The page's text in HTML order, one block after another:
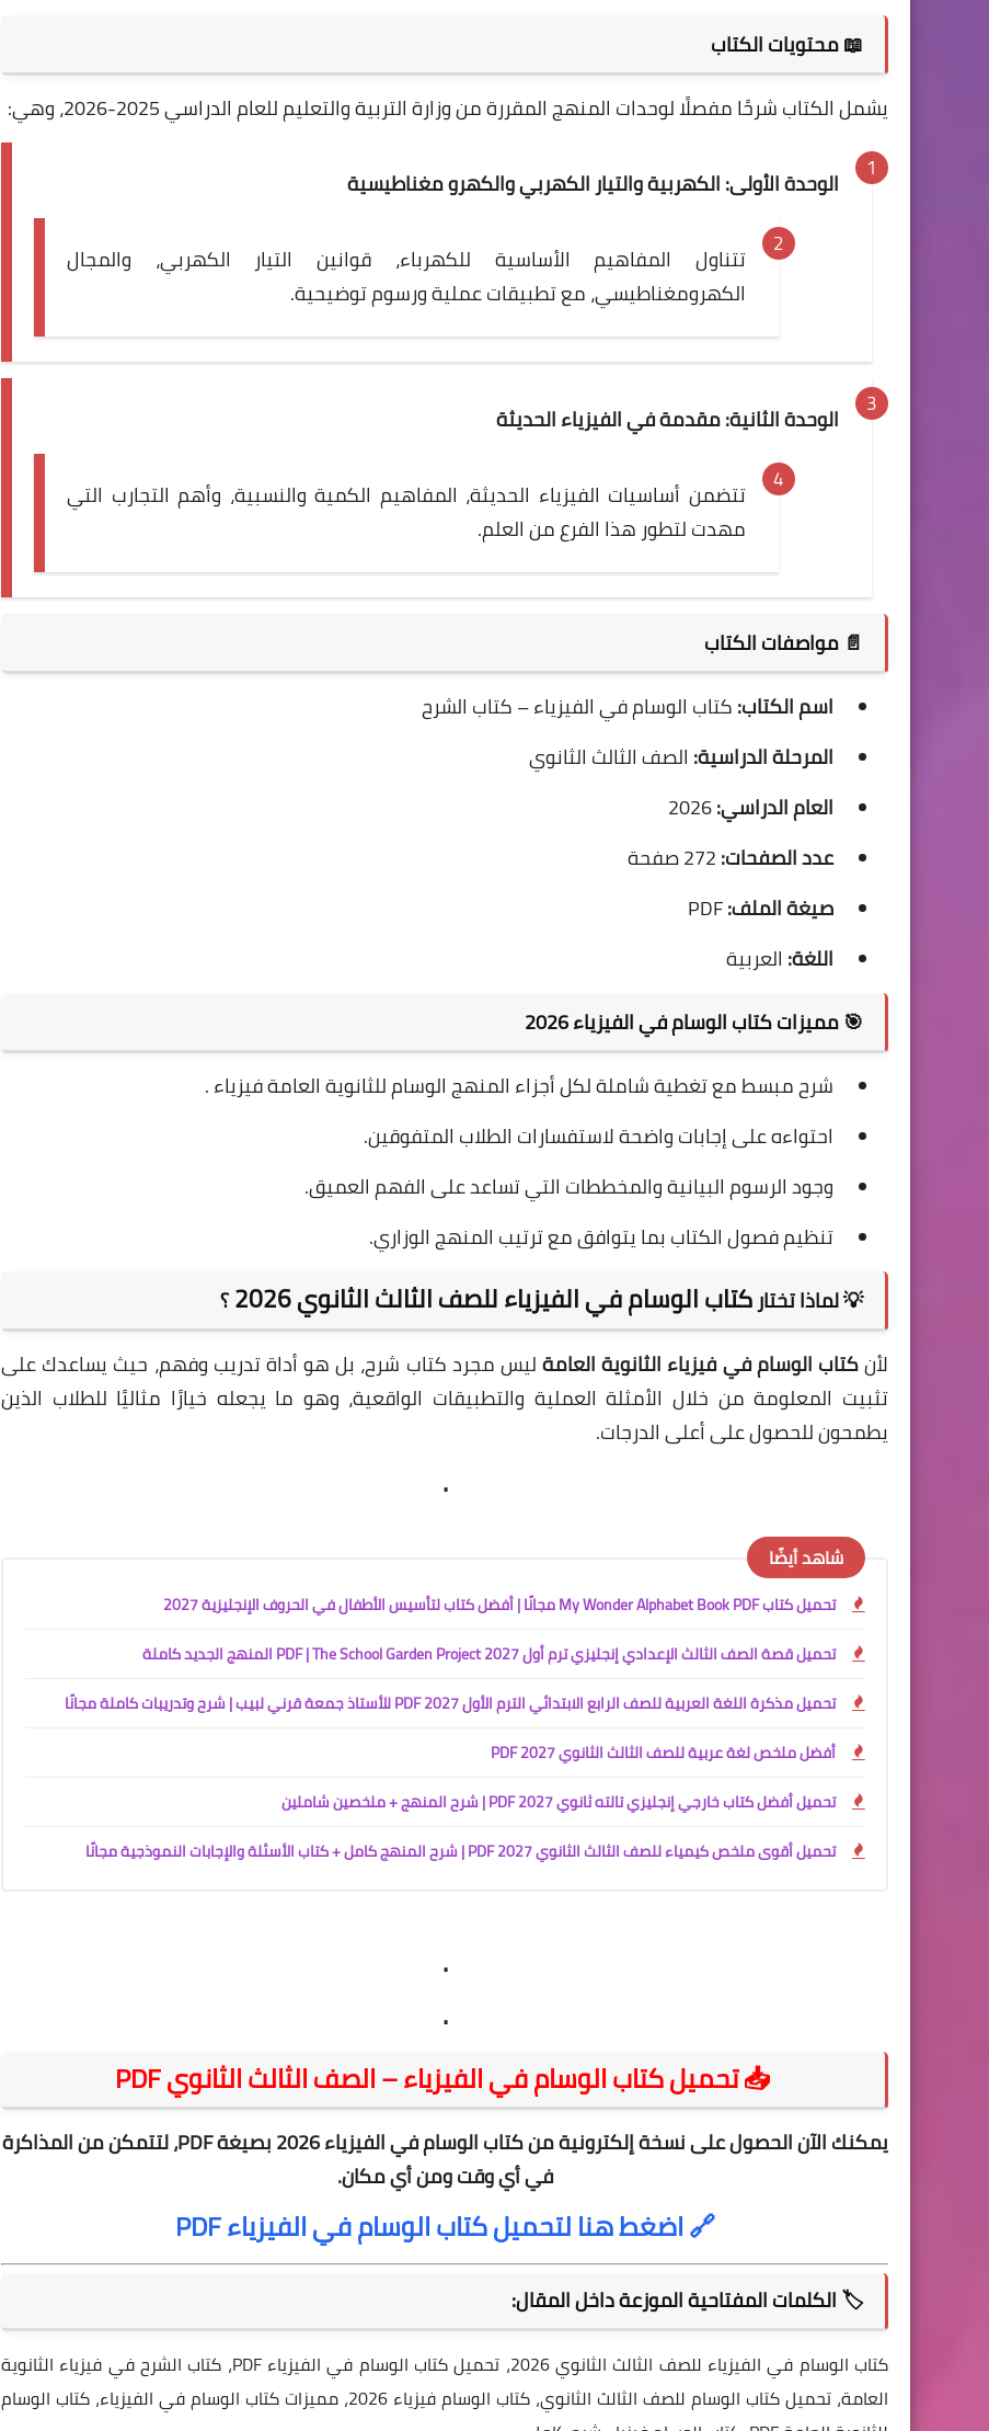
📖 محتويات الكتاب
يشمل الكتاب شرحًا مفصلًا لوحدات المنهج المقررة من وزارة التربية والتعليم للعام الدراسي 2025-2026، وهي:
الوحدة الأولى: الكهربية والتيار الكهربي والكهرو مغناطيسية
تتناول المفاهيم الأساسية للكهرباء، قوانين التيار الكهربي، والمجال
الكهرومغناطيسي، مع تطبيقات عملية ورسوم توضيحية.
الوحدة الثانية: مقدمة في الفيزياء الحديثة
تتضمن أساسيات الفيزياء الحديثة، المفاهيم الكمية والنسبية، وأهم التجارب التي
مهدت لتطور هذا الفرع من العلم.
📄 مواصفات الكتاب
اسم الكتاب:كتاب الوسام في الفيزياء – كتاب الشرح
المرحلة الدراسية: الصف الثالث الثانوي
العام الدراسي:
عدد الصفحات:
صيغة الملف:
اللغة: العربية
🎯 مميزات كتاب الوسام في الفيزياء 2026
شرح مبسط مع تغطية شاملة لكل أجزاء المنهج الوسام للثانوية العامة فيزياء .
احتواءه على إجابات واضحة لاستفسارات الطلاب المتفوقين.
وجود الرسوم البيانية والمخططات التي تساعد على الفهم العميق.
تنظيم فصول الكتاب بما يتوافق مع ترتيب المنهج الوزاري.
💡 لماذا تختاركتاب الوسام في الفيزياء للصف الثالث الثانوي 2026
؟
لأنكتاب الوسام في فيزياء الثانوية العامةليس مجرد كتاب شرح، بل هو أداة تدريب وفهم، حيث يساعدك على
تثبيت المعلومة من خلال الأمثلة العملية والتطبيقات الواقعية، وهو ما يجعله خيارًا مثاليًا للطلاب الذين
يطمحون للحصول على أعلى الدرجات.
.
شاهد أيضًا
تحميل كتاب My Wonder Alphabet Book PDF مجانًا | أفضل كتاب لتأسيس الأطفال في الحروف الإنجليزية 2027
تحميل قصة الصف الثالث الإعدادي إنجليزي ترم أول 2027 PDF | The School Garden Project المنهج الجديد كاملة
تحميل مذكرة اللغة العربية للصف الرابع الابتدائي الترم الأول 2027 PDF للأستاذ جمعة قرني لبيب | شرح وتدريبات كاملة مجانًا
أفضل ملخص لغة عربية للصف الثالث الثانوي 2027 PDF
تحميل أفضل كتاب خارجي إنجليزي تالته ثانوي 2027 PDF | شرح المنهج + ملخصين شاملين
تحميل أقوى ملخص كيمياء للصف الثالث الثانوي 2027 PDF | شرح المنهج كامل + كتاب الأسئلة والإجابات النموذجية مجانًا
.
.
📥 تحميل كتاب الوسام في الفيزياء – الصف الثالث الثانوي PDF
يمكنك الآن الحصول على نسخة إلكترونية منكتاب الوسام في الفيزياء 2026
بصيغة PDF، لتتمكن من المذاكرة
في أي وقت ومن أي مكان.
🔗اضغط هنا لتحميل كتاب الوسام في الفيزياء PDF
🏷 الكلمات المفتاحية الموزعة داخل المقال:
كتاب الوسام في الفيزياء للصف الثالث الثانوي 2026، تحميل كتاب الوسام في الفيزياء PDF، كتاب الشرح في فيزياء الثانوية
العامة، تحميل كتاب الوسام للصف الثالث الثانوي، كتاب الوسام فيزياء 2026، مميزات كتاب الوسام في الفيزياء، كتاب الوسام